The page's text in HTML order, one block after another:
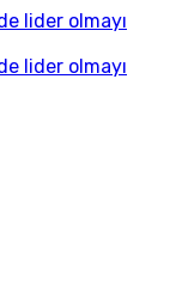
lider olmayı
lider olmayı